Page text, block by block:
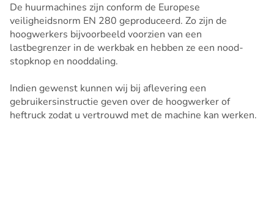
De huurmachines zijn conform de Europese
veiligheidsnorm EN 280 geproduceerd. Zo zijn de
hoogwerkers bijvoorbeeld voorzien van een
lastbegrenzer in de werkbak en hebben ze een nood-
stopknop en nooddaling.
Indien gewenst kunnen wij bij aflevering een
gebruikersinstructie geven over de hoogwerker of
heftruck zodat u vertrouwd met de machine kan werken.